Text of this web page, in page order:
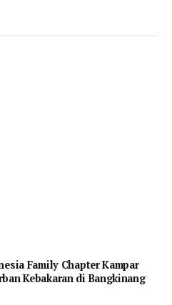
Family Chapter Kampar
Kebakaran di Bangkinang